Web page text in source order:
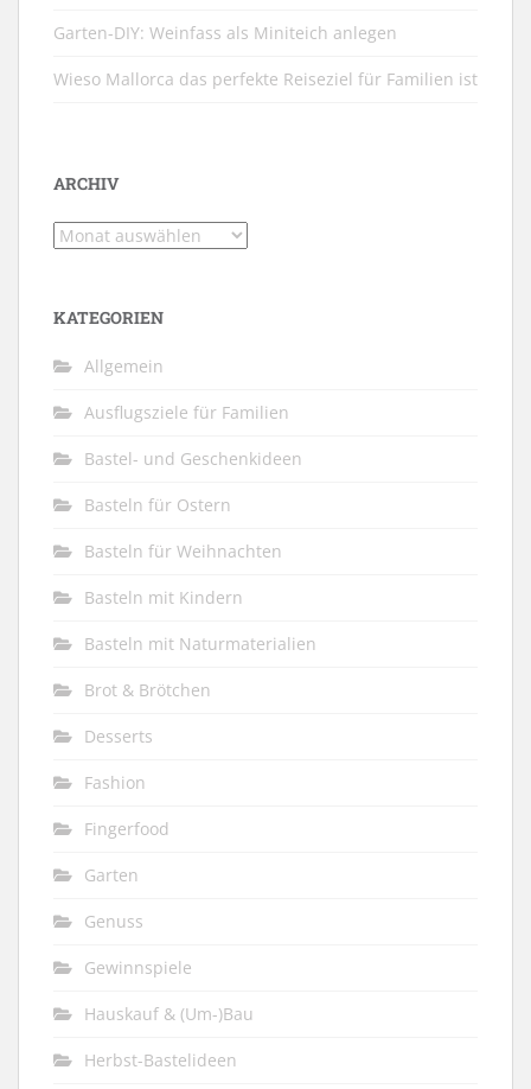
Garten-DIY: Weinfass als Miniteich anlegen
Wieso Mallorca das perfekte Reiseziel für Familien ist
ARCHIV
Archiv
KATEGORIEN
Allgemein
Ausflugsziele für Familien
Bastel- und Geschenkideen
Basteln für Ostern
Basteln für Weihnachten
Basteln mit Kindern
Basteln mit Naturmaterialien
Brot & Brötchen
Desserts
Fashion
Fingerfood
Garten
Genuss
Gewinnspiele
Hauskauf & (Um-)Bau
Herbst-Bastelideen